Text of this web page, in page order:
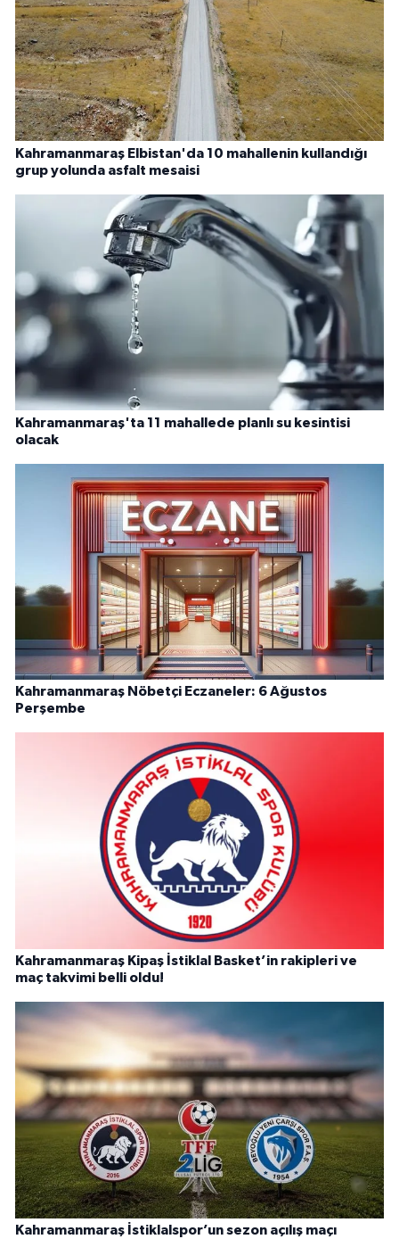
Kahramanmaraş Elbistan'da 10 mahallenin kullandığı
grup yolunda asfalt mesaisi
Kahramanmaraş'ta 11 mahallede planlı su kesintisi
olacak
Kahramanmaraş Nöbetçi Eczaneler: 6 Ağustos
Perşembe
Kahramanmaraş Kipaş İstiklal Basket’in rakipleri ve
maç takvimi belli oldu!
Kahramanmaraş İstiklalspor’un sezon açılış maçı